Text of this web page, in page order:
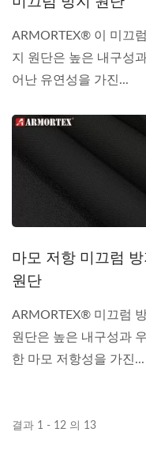
ARMORTEX® 이 미끄
지 원단은 높은 내구성
어난 유연성을 가진...
마모 저항 미끄럼 방
원단
ARMORTEX® 미끄럼 방
원단은 높은 내구성과
한 마모 저항성을 가진...
결과 1 - 12 의 13